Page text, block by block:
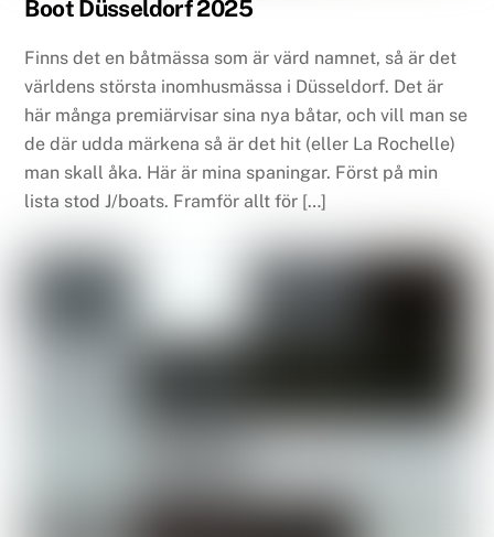
Boot Düsseldorf 2025
Finns det en båtmässa som är värd namnet, så är det
världens största inomhusmässa i Düsseldorf. Det är
här många premiärvisar sina nya båtar, och vill man se
de där udda märkena så är det hit (eller La Rochelle)
man skall åka. Här är mina spaningar. Först på min
lista stod J/boats. Framför allt för […]